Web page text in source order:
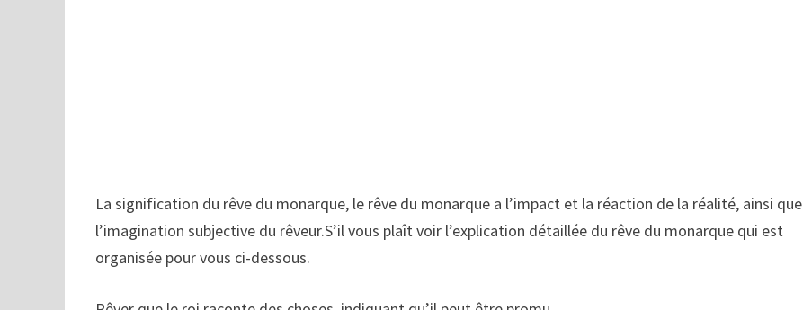
La signification du rêve du monarque, le rêve du monarque a l’impact et la réaction de la réalité, ainsi que
l’imagination subjective du rêveur.S’il vous plaît voir l’explication détaillée du rêve du monarque qui est
organisée pour vous ci-dessous.